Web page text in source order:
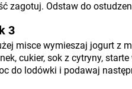
zagotuj. Odstaw do
3
misce wymieszaj jogurt z
cukier, sok z cytryny,
do lodówki i podawaj